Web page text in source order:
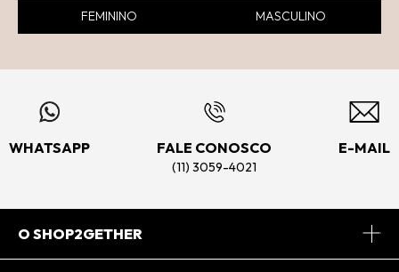
FEMININO MASCULINO
WHATSAPP FALE CONOSCO
(11) 3059-4021
E-MAIL
O SHOP2GETHER